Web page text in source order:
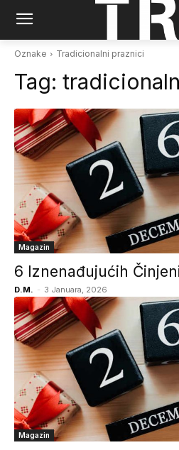
Oznake Tradicionalni praznici
Tag:
Magazin
6 Iznenađujućih
D.M. - 3 Januara, 2026
Magazin